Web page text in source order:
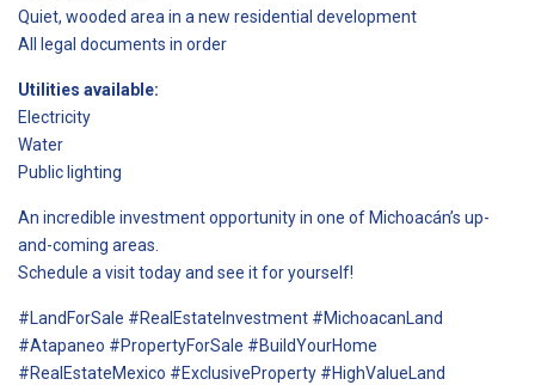
Quiet, wooded area in a new residential development
All legal documents in order
Utilities available:
Electricity
Water
Public lighting
An incredible investment opportunity in one of Michoacán’s up-
and-coming areas.
Schedule a visit today and see it for yourself!
#LandForSale #RealEstateInvestment #MichoacanLand
#Atapaneo #PropertyForSale #BuildYourHome
#RealEstateMexico #ExclusiveProperty #HighValueLand